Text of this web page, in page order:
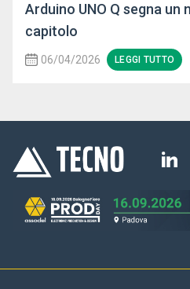
Arduino UNO Q segna
capitolo
06/04/2026 LEGGI TUTTO